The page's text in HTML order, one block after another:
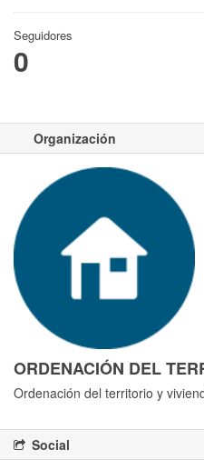
Seguidores
0
Organización
ORDENACIÓN DEL
Ordenación del territorio y
Social